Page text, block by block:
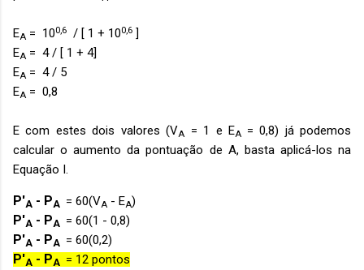
EA = 100,6 / [ 1 + 100,6 ]
EA = 4 / [ 1 + 4]
EA = 4 / 5
EA = 0,8
E com estes dois valores (VA = 1 e EA
= 0,8) já podemos
calcular o aumento da pontuação de A, basta aplicá-los na
Equação I.
P'A - PA = 60(VA - EA)
P'A - PA = 60(1 - 0,8)
P'A - PA = 60(0,2)
P'A - PA = 12 pontos